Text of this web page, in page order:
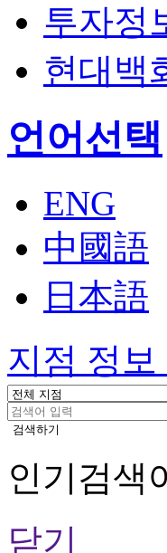
투자정
현대백
언어선택
ENG
中國語
日本語
지점 정보
검색하기
인기검색
닫기